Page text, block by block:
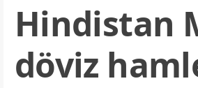
Hindistan
döviz